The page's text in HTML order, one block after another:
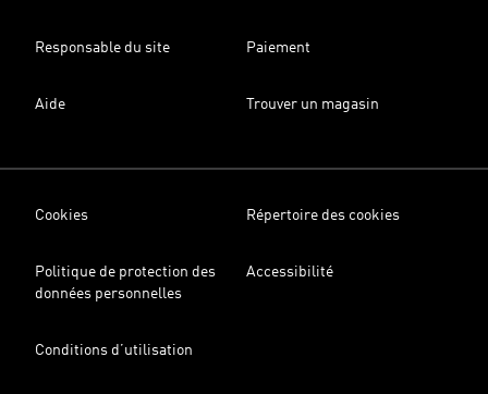
Responsable du site Paiement
Aide Trouver un magasin
Cookies Répertoire des cookies
Politique de protection des
données personnelles
Accessibilité
Conditions d’utilisation